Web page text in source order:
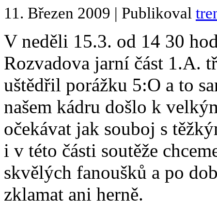
11. Březen 2009 | Publikoval
V neděli 15.3. od 14 30
Rozvadova jarní část 1.A.
uštědřil porážku 5:O a to
našem kádru došlo k
očekávat jak souboj s
i v této části soutěže
skvělých fanoušků a po
zklamat ani herně.